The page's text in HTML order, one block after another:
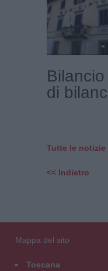
di
Tutte le notizie
<< Indietro
Mappa del sito
Toscana